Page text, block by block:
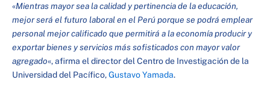
«Mientras mayor sea la calidad y pertinencia de la educación,
mejor será el futuro laboral en el Perú porque se podrá emplear
personal mejor calificado que permitirá a la economía producir y
exportar bienes y servicios más sofisticados con mayor valor
agregado«, afirma el director del Centro de Investigación de la
Universidad del Pacífico,Gustavo Yamada.